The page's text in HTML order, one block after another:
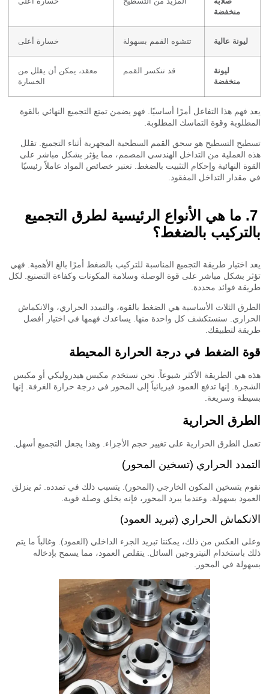
منخفضة
ليونة عالية تتشوه القمم بسهولة خسارة أعلى
منخفضة
قد تنكسر القمم
معقد، يمكن أن يقلل من
الخسارة
فهم هذا التفاعل أمرًا أساسيًا. فهو يضمن تمتع التجميع النهائي بالقوة
وقوة التماسك المطلوبة.
التسطيح هو سحق القمم السطحية المجهرية أثناء التجميع. تقلل
العملية من التداخل الهندسي المصمم، مما يؤثر بشكل مباشر على
النهائية وإحكام التثبيت بالضغط. تعتبر خصائص المواد عاملاً رئيسيًا
التداخل المفقود.
ما هي الأنواع الرئيسية لطرق التجميع
بالضغط؟
اختيار طريقة التجميع المناسبة للتركيب بالضغط أمرًا بالغ الأهمية. فهي
بشكل مباشر على قوة الوصلة وسلامة المكونات وكفاءة التصنيع. لكل
فوائد محددة.
الثلاث الأساسية هي الضغط بالقوة، والتمدد الحراري، والانكماش
سنستكشف كل واحدة منها. يساعدك فهمها في اختيار أفضل
لتطبيقك.
الضغط في درجة الحرارة المحيطة
هي الطريقة الأكثر شيوعاً. نحن نستخدم مكبس هيدروليكي أو مكبس
إنها تدفع العمود فيزيائياً إلى المحور في درجة حرارة الغرفة. إنها
وسريعة.
الحرارية
الطرق الحرارية على تغيير حجم الأجزاء. وهذا يجعل التجميع أسهل.
الحراري (تسخين المحور)
بتسخين المكون الخارجي (المحور). يتسبب ذلك في تمدده. ثم ينزلق
بسهولة. وعندما يبرد المحور، فإنه يخلق وصلة قوية.
الحراري (تبريد العمود)
العكس من ذلك، يمكننا تبريد الجزء الداخلي (العمود). وغالباً ما يتم
باستخدام النيتروجين السائل. يتقلص العمود، مما يسمح بإدخاله
في المحور.